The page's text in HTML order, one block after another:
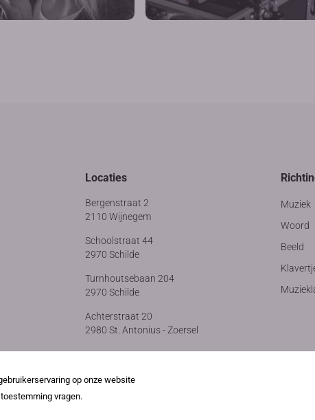
Locaties
Bergenstraat 2
2110 Wijnegem
Schoolstraat 44
2970 Schilde
Turnhoutsebaan 204
2970 Schilde
Achterstraat 20
2980 St. Antonius - Zoersel
Muziek
Woord
Beeld
op onze website
vragen.